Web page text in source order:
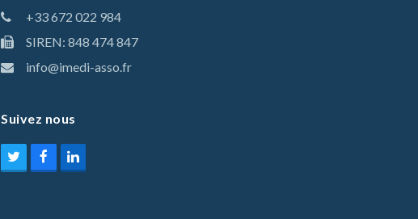
+33 672 022 984
SIREN: 848 474 847
info@imedi-asso.fr
Suivez nous
TwitterFacebookLinkedIn